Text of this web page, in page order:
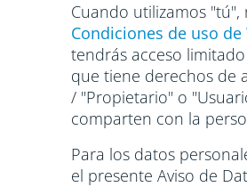
Cuando utilizamos
Condiciones de uso de
tendrás acceso
que tiene derechos de
/ "Propietario" o
comparten con la
Para los datos
el presente Aviso de